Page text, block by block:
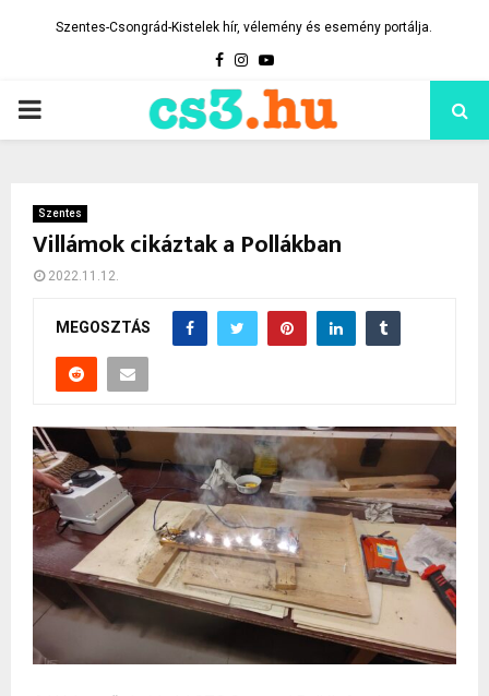
Szentes-Csongrád-Kistelek hír, vélemény és esemény portálja.
Facebook
Instagram
Youtube
PRIMARY
Szentes
Villámok cikáztak a Pollákban
2022.11.12.
MEGOSZTÁS